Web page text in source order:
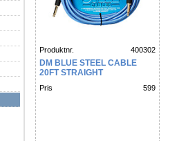
Produktnr. 400302
DM BLUE STEEL CABLE
20FT STRAIGHT
Pris 599